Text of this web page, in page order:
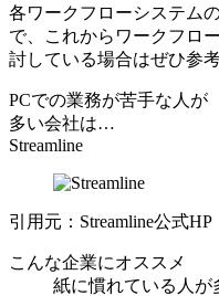
各ワークフローシステム
で、これからワークフロ
討している場合はぜひ参
PCでの業務が苦手な人が
多い会社は…
Streamline
引用元：Streamline公式HP
こんな企業にオススメ
紙に慣れている人が